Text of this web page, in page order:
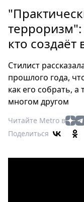
Россия
Мир
Туризм
Мода
Театр
Кино
Афиша
Книги
терроризм":
кто
Стилист
прошлого года,
как его собрать,
многом другом
Читайте Metro в
Поделиться